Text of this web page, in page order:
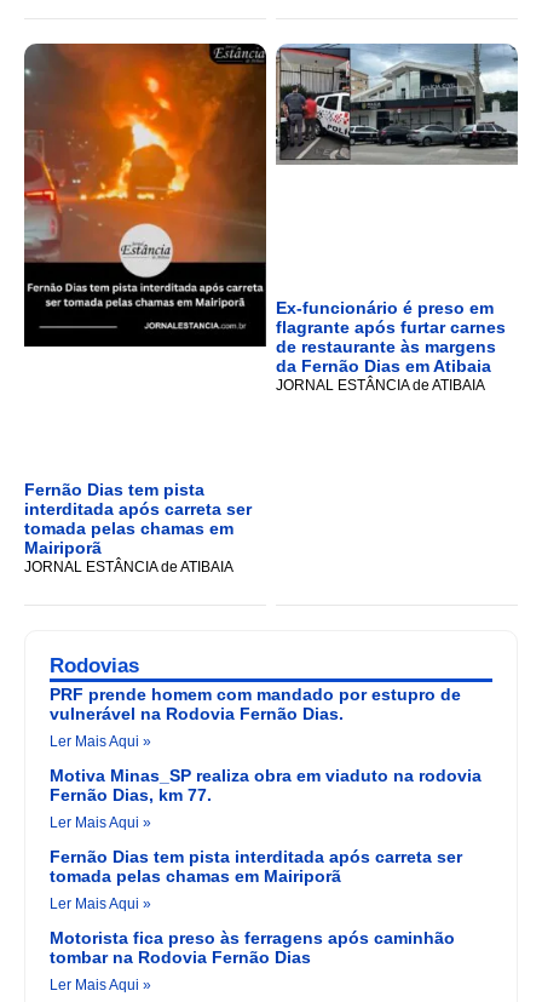
Fernão Dias tem pista
interditada após carreta ser
tomada pelas chamas em
Mairiporã
JORNAL ESTÂNCIA de ATIBAIA
Ex-funcionário é preso em
flagrante após furtar carnes
de restaurante às margens
da Fernão Dias em Atibaia
JORNAL ESTÂNCIA de ATIBAIA
Rodovias
PRF prende homem com mandado por estupro de
vulnerável na Rodovia Fernão Dias.
Ler Mais Aqui »
Motiva Minas_SP realiza obra em viaduto na rodovia
Fernão Dias, km 77.
Ler Mais Aqui »
Fernão Dias tem pista interditada após carreta ser
tomada pelas chamas em Mairiporã
Ler Mais Aqui »
Motorista fica preso às ferragens após caminhão
tombar na Rodovia Fernão Dias
Ler Mais Aqui »